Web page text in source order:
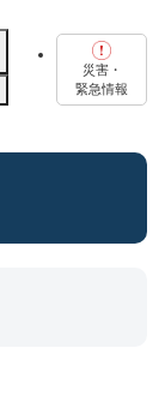
災害・
緊急情報